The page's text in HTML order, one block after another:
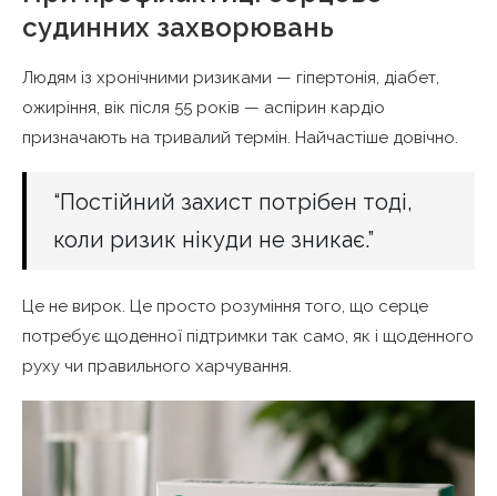
судинних захворювань
Людям із хронічними ризиками — гіпертонія, діабет,
ожиріння, вік після 55 років — аспірин кардіо
призначають на тривалий термін. Найчастіше довічно.
“Постійний захист потрібен тоді,
коли ризик нікуди не зникає.”
Це не вирок. Це просто розуміння того, що серце
потребує щоденної підтримки так само, як і щоденного
руху чи правильного харчування.